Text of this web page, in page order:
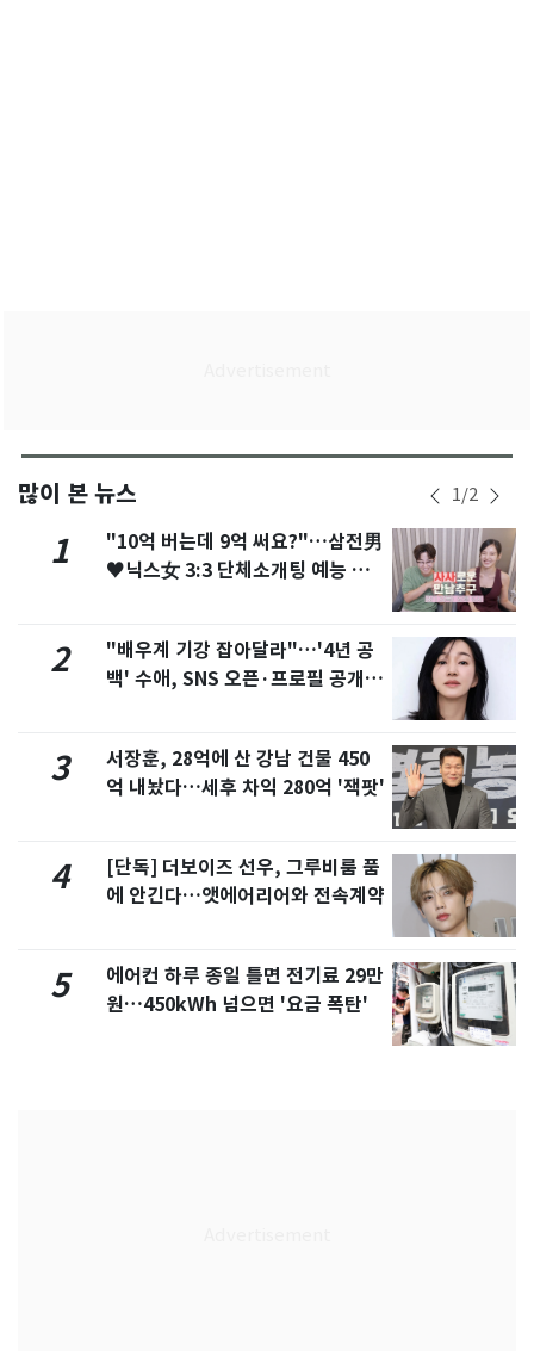
많이 본 뉴스 1/2
1
"10억 버는데 9억 써요?"…삼전男
♥닉스女 3:3 단체소개팅 예능 화
2
"배우계 기강 잡아달라"…'4년 공
백' 수애, SNS 오픈·프로필 공개
3
서장훈, 28억에 산 강남 건물 450
억 내놨다…세후 차익 280억 '잭팟'
4
[단독] 더보이즈 선우, 그루비룸 품
에 안긴다…앳에어리어와 전속계약
5
에어컨 하루 종일 틀면 전기료 29만
원…450kWh 넘으면 '요금 폭탄'